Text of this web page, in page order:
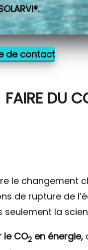
de contact
FAIRE DU
le changement
de rupture de
seulement la
CO2 en énergie,